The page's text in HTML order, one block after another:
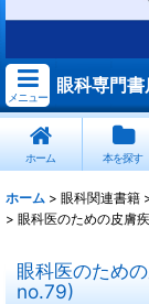
メニュー
眼科専門
ホーム 本を探す
ホーム > 眼科関連書籍
> 眼科医のための皮膚
眼科医のため
no.79)